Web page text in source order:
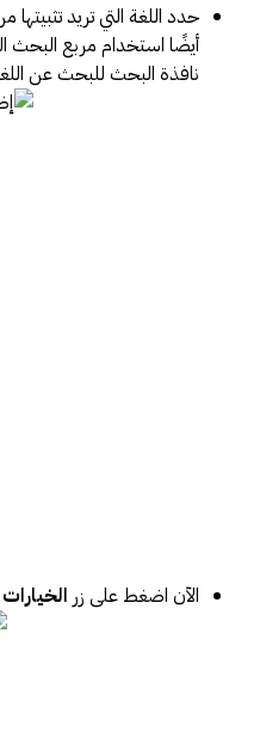
حدد اللغة التي تريد
أيضًا استخدام مربع البحث
نافذة البحث للبحث عن
الآن اضغط على زر الخيارات Options